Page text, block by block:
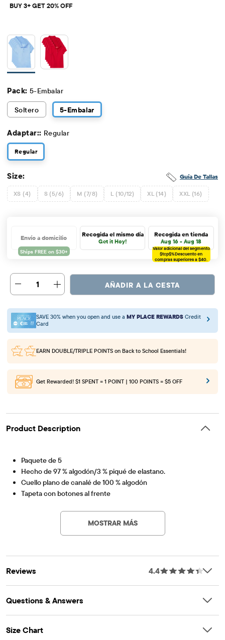
BUY 3+ GET 20% OFF
Pack: 5-Embalar
Soltero 5-Embalar
Adaptar:: Regular
Regular
Guía De Tallas
Size:
XS (4) S (5/6) M (7/8) L (10/12) XL (14) XXL (16)
Envío a domicilio Recogida el mismo día
Get it Hoy!
Recogida en tienda
Aug 16 - Aug 18
Valor adicional del segmento
$tcp$%Descuento en
compras superiores a $40.
1 AÑADIR A LA CESTA
SAVE 30% when you open and use a MY PLACE REWARDS Credit
Card
EARN DOUBLE/TRIPLE POINTS on Back to School Essentials!
Get Rewarded! $1 SPENT = 1 POINT | 100 POINTS = $5 OFF
Product Description
Paquete de 5
Hecho de 97 % algodón/3 % piqué de elastano.
Cuello plano de canalé de 100 % algodón
Tapeta con botones al frente
Prelavado para mayor suavidad y para reducir el encogimiento
MOSTRAR MÁS
Reviews 4.4
Questions & Answers
Size Chart